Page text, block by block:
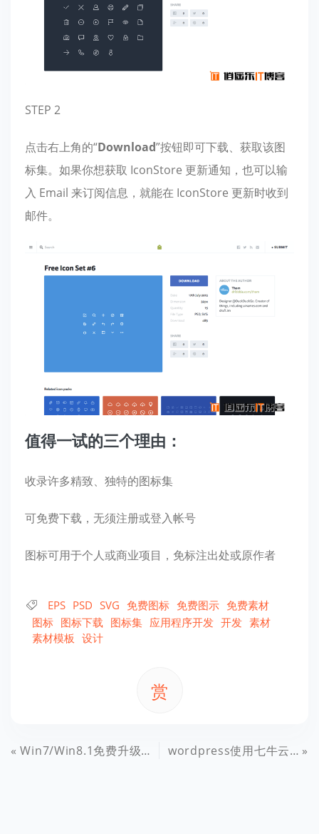
STEP 2
点击右上角的“Download”按钮即可下载、获取该图
标集。如果你想获取 IconStore 更新通知，也可以输
入 Email 来订阅信息，就能在 IconStore 更新时收到
邮件。
值得一试的三个理由：
收录许多精致、独特的图标集
可免费下载，无须注册或登入帐号
图标可用于个人或商业项目，免标注出处或原作者
EPS PSD SVG 免费图标 免费图示 免费素材
图标 图标下载 图标集 应用程序开发 开发 素材
素材模板 设计
赏
Win7/Win8.1免费升级激活Win10正式版方法：盗版保持激活状态 wordpress使用七牛云存储实现多说静态文件CDN为多说评论框加速